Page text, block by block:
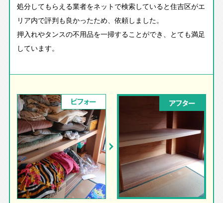
処分してもらえる業者をネットで検索していると住吉区がエ
リア内で評判も良かったため、依頼しました。
押入れやタンスの不用品を一掃することができ、とても満足
しています。
ビフォー アフター